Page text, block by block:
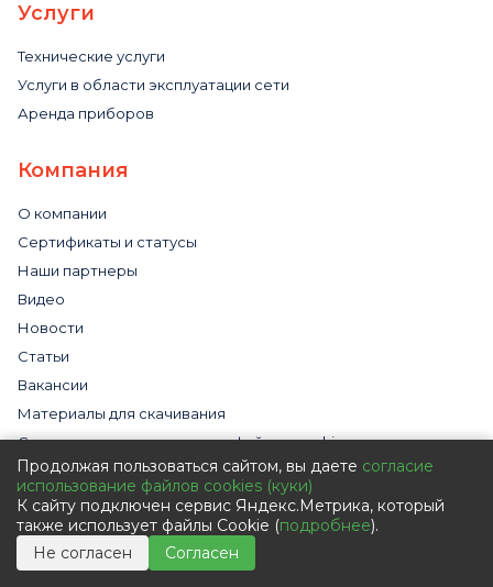
Услуги
Технические услуги
Услуги в области эксплуатации сети
Аренда приборов
Компания
О компании
Сертификаты и статусы
Наши партнеры
Видео
Новости
Статьи
Вакансии
Материалы для скачивания
Cогласие на использование файлов cookies
Обработка персональных данных с помощью сервиса
«Яндекс.Метрика»
Политика в отношении обработки персональных данных
Пользовательское соглашение
Согласие на обработку персональных данных
Продолжая пользоваться сайтом, вы даете согласие
использование файлов cookies (куки)
К сайту подключен сервис Яндекс.Метрика, который
также использует файлы Cookie (подробнее).
Не согласен
Согласен